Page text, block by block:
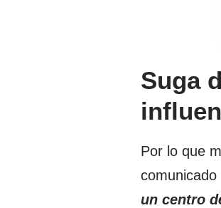
Suga
Por lo que
comunicado
un centro